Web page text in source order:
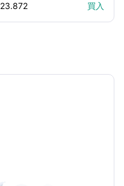
23.872 買入